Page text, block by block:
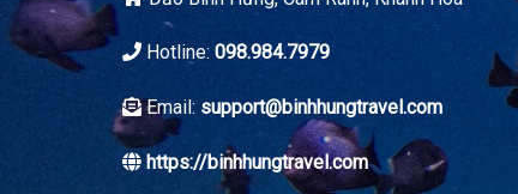
Hotline: 098.984.7979
Email: support@binhhungtravel.com
https://binhhungtravel.com